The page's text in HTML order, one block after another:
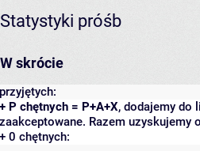
Statystyki próśb
W skrócie
przyjętych:
+ P chętnych = P+A+X, dodajemy do
zaakceptowane. Razem uzyskujemy
+ 0 chętnych: